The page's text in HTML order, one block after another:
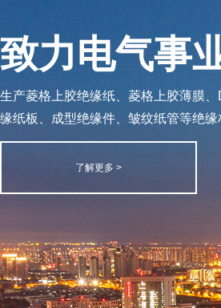
致力电气事
生产菱格上胶绝缘纸、菱格上胶薄膜
缘纸板、成型绝缘件、皱纹纸管等绝缘
了解更多 >